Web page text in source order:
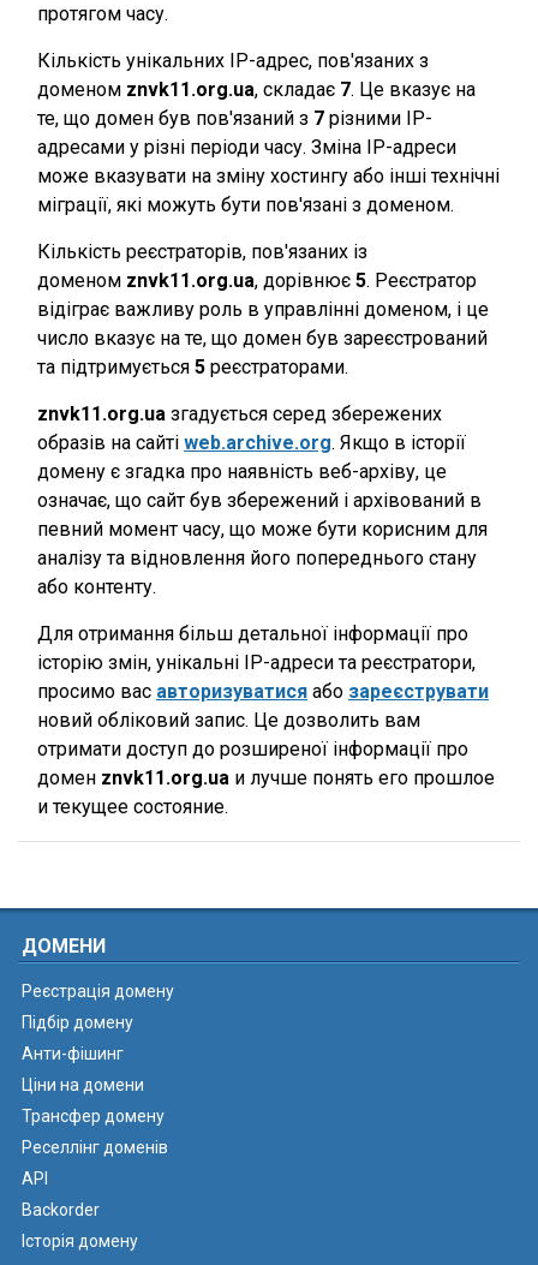
протягом часу.
Кількість унікальних IP-адрес, пов'язаних з
доменом znvk11.org.ua, складає 7. Це вказує на
те, що домен був пов'язаний з 7 різними IP-
адресами у різні періоди часу. Зміна IP-адреси
може вказувати на зміну хостингу або інші технічні
міграції, які можуть бути пов'язані з доменом.
Кількість реєстраторів, пов'язаних із
доменом znvk11.org.ua, дорівнює 5. Реєстратор
відіграє важливу роль в управлінні доменом, і це
число вказує на те, що домен був зареєстрований
та підтримується 5 реєстраторами.
znvk11.org.ua згадується серед збережених
образів на сайті web.archive.org. Якщо в історії
домену є згадка про наявність веб-архіву, це
означає, що сайт був збережений і архівований в
певний момент часу, що може бути корисним для
аналізу та відновлення його попереднього стану
або контенту.
Для отримання більш детальної інформації про
історію змін, унікальні IP-адреси та реєстратори,
просимо вас авторизуватися або зареєструвати
новий обліковий запис. Це дозволить вам
отримати доступ до розширеної інформації про
домен znvk11.org.ua и лучше понять его прошлое
и текущее состояние.
ДОМЕНИ
Реєстрація домену
Підбір домену
Анти-фішинг
Ціни на домени
Трансфер домену
Реселлінг доменів
API
Backorder
Історія домену